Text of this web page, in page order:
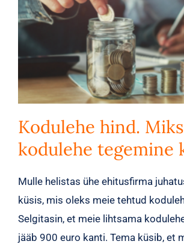
Kodulehe hind.
kodulehe tegemine
Mulle helistas ühe ehitusfirma
küsis, mis oleks meie tehtud
Selgitasin, et meie lihtsama
jääb 900 euro kanti. Tema küsib, et